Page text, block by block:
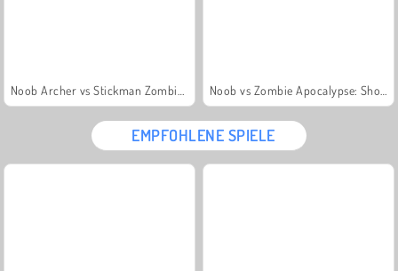
EMPFOHLENE SPIELE